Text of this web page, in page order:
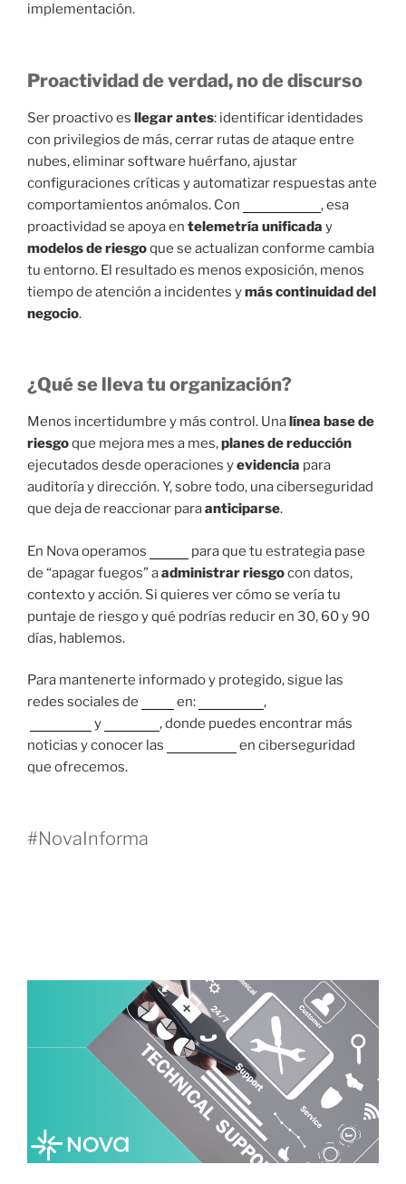
implementación.
Proactividad de verdad, no de discurso
Ser proactivo es llegar antes: identificar identidades
con privilegios de más, cerrar rutas de ataque entre
nubes, eliminar software huérfano, ajustar
configuraciones críticas y automatizar respuestas ante
comportamientos anómalos. Con
, esa
proactividad se apoya en telemetría unificada y
modelos de riesgoque se actualizan conforme cambia
tu entorno. El resultado es menos exposición, menos
tiempo de atención a incidentes ymás continuidad del
negocio.
¿Qué se lleva tu organización?
Menos incertidumbre y más control. Una línea base de
riesgoque mejora mes a mes,planes de reducción
ejecutados desde operaciones yevidencia para
auditoría y dirección. Y, sobre todo, una ciberseguridad
que deja de reaccionar paraanticiparse.
En Nova operamos
para que tu estrategia pase
de “apagar fuegos” aadministrar riesgocon datos,
contexto y acción. Si quieres ver cómo se vería tu
puntaje de riesgo y qué podrías reducir en 30, 60 y 90
días, hablemos.
Para mantenerte informado y protegido, sigue las
redes sociales de
en:
,
y
, donde puedes encontrar más
noticias y conocer las
en ciberseguridad
que ofrecemos.
#NovaInforma